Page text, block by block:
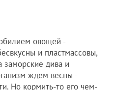
овощей -
и пластмассовы,
дива и
ждем весны -
Но кормить-то его чем-